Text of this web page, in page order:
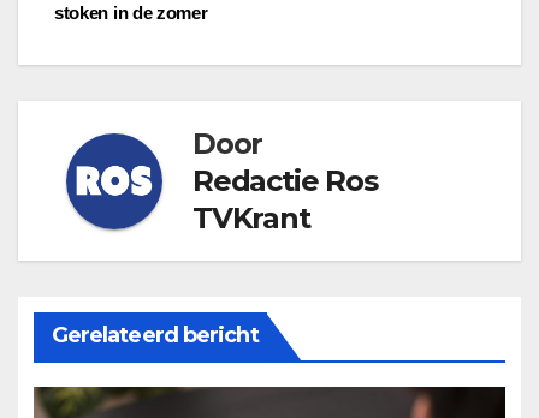
stoken in de zomer
Door
Redactie Ros
TVKrant
Gerelateerd bericht